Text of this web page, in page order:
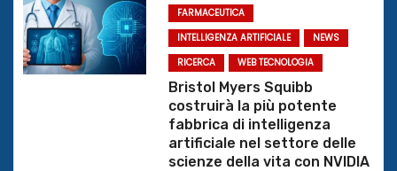
n
e
FARMACEUTICA
INTELLIGENZA ARTIFICIALE
NEWS
RICERCA
WEB TECNOLOGIA
Bristol Myers Squibb
costruirà la più potente
fabbrica di intelligenza
artificiale nel settore delle
scienze della vita con NVIDIA